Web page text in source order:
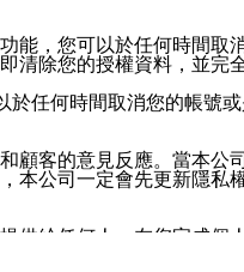
能，您可以於任何時間
除您的授權資料，並完
任何時間取消您的帳號
顧客的意見反應。當本
本公司一定會先更新隱
供給任何人。在您完成
管理區。